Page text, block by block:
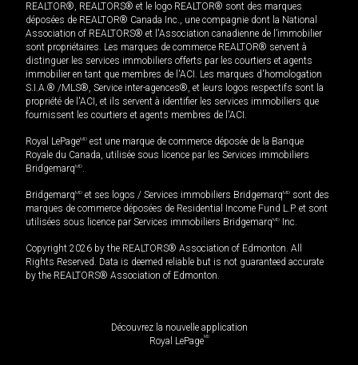
REALTOR®, REALTORS® et le logo REALTOR® sont des marques
déposées de REALTOR® Canada Inc., une compagnie dont la National
Association of REALTORS® et l'Association canadienne de l’immobilier
sont propriétaires. Les marques de commerce REALTOR® servent à
distinguer les services immobiliers offerts par les courtiers et agents
immobilier en tant que membres de l'ACI. Les marques d'homologation
S.I.A.® /MLS®, Service inter-agences®, et leurs logos respectifs sont la
propriété de l'ACI, et ils servent à identifier les services immobiliers que
fournissent les courtiers et agents membres de l'ACI.
Royal LePageMD est une marque de commerce déposée de la Banque
Royale du Canada, utilisée sous licence par les Services immobiliers
BridgemarqMD.
BridgemarqMD et ses logos / Services immobiliers BridgemarqMD sont des
marques de commerce déposées de Residential Income Fund L.P. et sont
utilisées sous licence par Services immobiliers BridgemarqMD Inc.
Copyright 2026 by the REALTORS® Association of Edmonton. All
Rights Reserved. Data is deemed reliable but is not guaranteed accurate
by the REALTORS® Association of Edmonton.
Découvrez la nouvelle application
Royal LePageMD